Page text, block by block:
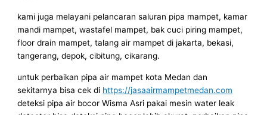
kami juga melayani pelancaran saluran pipa mampet, kamar
mandi mampet, wastafel mampet, bak cuci piring mampet,
floor drain mampet, talang air mampet di jakarta, bekasi,
tangerang, depok, cibitung, cikarang.
untuk perbaikan pipa air mampet kota Medan dan
sekitarnya bisa cek di https://jasaairmampetmedan.com
deteksi pipa air bocor Wisma Asri pakai mesin water leak